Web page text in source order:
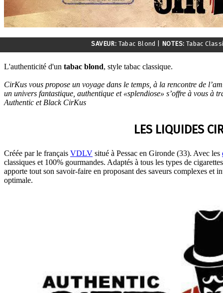
SAVEUR: Tabac Blond NOTES: Tabac
L'authenticité d'un tabac blond, style tabac classique.
CirKus vous propose un voyage dans le temps, à la rencontre de
un univers fantastique, authentique et «splendiose» s’offre à vous à
Authentic et Black CirKus
LES LIQUIDES
Créée par le français VDLV situé à Pessac en Gironde (33). Avec les
classiques et 100% gourmandes. Adaptés à tous les types de
apporte tout son savoir-faire en proposant des saveurs complexes et
optimale.